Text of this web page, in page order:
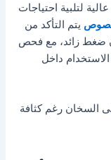
لتلبية احتياجات
يتم التأكد من
ضغط زائد، مع فحص
داخل
السخان رغم كثافة